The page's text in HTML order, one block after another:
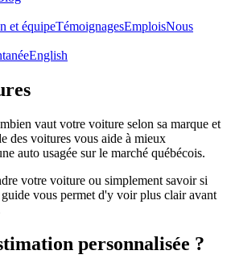
et équipeTémoignagesEmploisNous
English
vaut votre voiture selon sa marque et
des voitures vous aide à mieux
auto usagée sur le marché québécois.
votre voiture ou simplement savoir si
vous permet d'y voir plus clair avant
personnalisée ?